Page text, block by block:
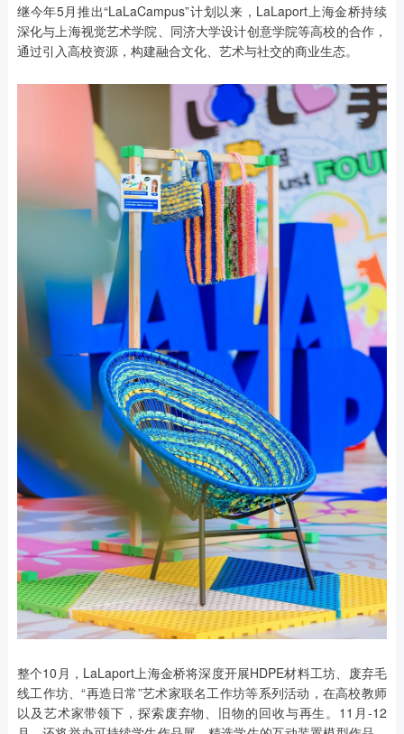
继今年5月推出“LaLaCampus”计划以来，LaLaport上海金桥持续
深化与上海视觉艺术学院、同济大学设计创意学院等高校的合作，
通过引入高校资源，构建融合文化、艺术与社交的商业生态。
整个10月，LaLaport上海金桥将深度开展HDPE材料工坊、废弃毛
线工作坊、“再造日常”艺术家联名工作坊等系列活动，在高校教师
以及艺术家带领下，探索废弃物、旧物的回收与再生。11月-12